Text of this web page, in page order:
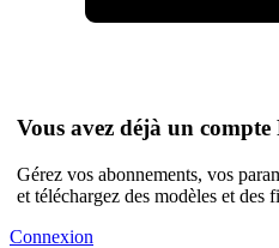
Vous avez déjà un
Gérez vos abonnements, vos
et téléchargez des modèles et des
Connexion